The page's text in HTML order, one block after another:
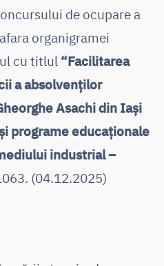
de ocupare a
organigramei
cu titlul “Facilitarea
a absolvenților
Asachi din Iași
programe educaționale
industrial –
(04.12.2025)